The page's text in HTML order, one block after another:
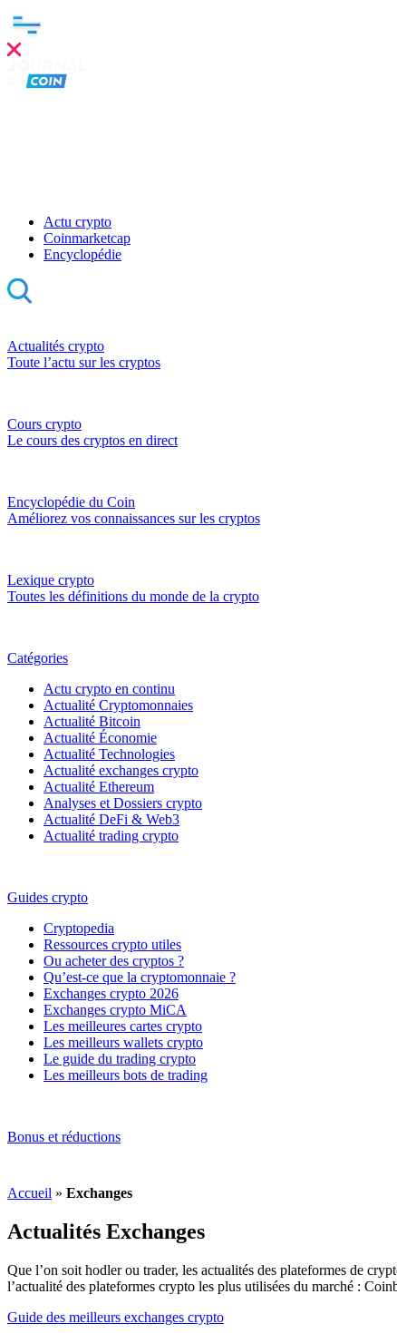
Actu crypto
Coinmarketcap
Encyclopédie
Actualités crypto
Toute l’actu sur les cryptos
Cours crypto
Le cours des cryptos en direct
Encyclopédie du Coin
Améliorez vos connaissances sur les cryptos
Lexique crypto
Toutes les définitions du monde de la crypto
Catégories
Actu crypto en continu
Actualité Cryptomonnaies
Actualité Bitcoin
Actualité Économie
Actualité Technologies
Actualité exchanges crypto
Actualité Ethereum
Analyses et Dossiers crypto
Actualité DeFi & Web3
Actualité trading crypto
Guides crypto
Cryptopedia
Ressources crypto utiles
Ou acheter des cryptos ?
Qu’est-ce que la cryptomonnaie ?
Exchanges crypto 2026
Exchanges crypto MiCA
Les meilleures cartes crypto
Les meilleurs wallets crypto
Le guide du trading crypto
Les meilleurs bots de trading
Bonus et réductions
Accueil » Exchanges
Actualités Exchanges
Que l’on soit hodler ou trader, les actualités des plateformes de
l’actualité des plateformes crypto les plus utilisées du marché :
Guide des meilleurs exchanges crypto